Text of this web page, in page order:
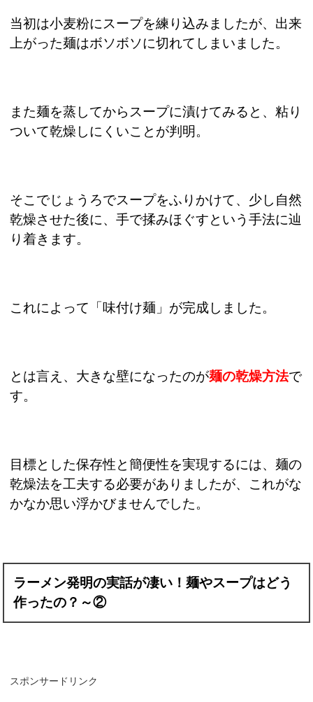
当初は小麦粉にスープを練り込みましたが、出来
上がった麺はボソボソに切れてしまいました。
また麺を蒸してからスープに漬けてみると、粘り
ついて乾燥しにくいことが判明。
そこでじょうろでスープをふりかけて、少し自然
乾燥させた後に、手で揉みほぐすという手法に辿
り着きます。
これによって「味付け麺」が完成しました。
とは言え、大きな壁になったのが麺の乾燥方法で
す。
目標とした保存性と簡便性を実現するには、麺の
乾燥法を工夫する必要がありましたが、これがな
かなか思い浮かびませんでした。
ラーメン発明の実話が凄い！麺やスープはどう
作ったの？～②
スポンサードリンク